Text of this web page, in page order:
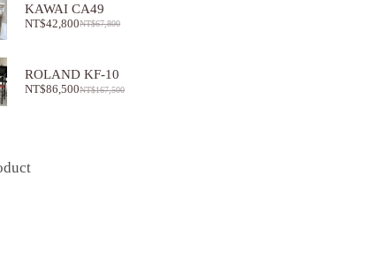
KAWAI CA49
NT$67,800
NT$42,800
ROLAND KF-10
NT$167,500
NT$86,500